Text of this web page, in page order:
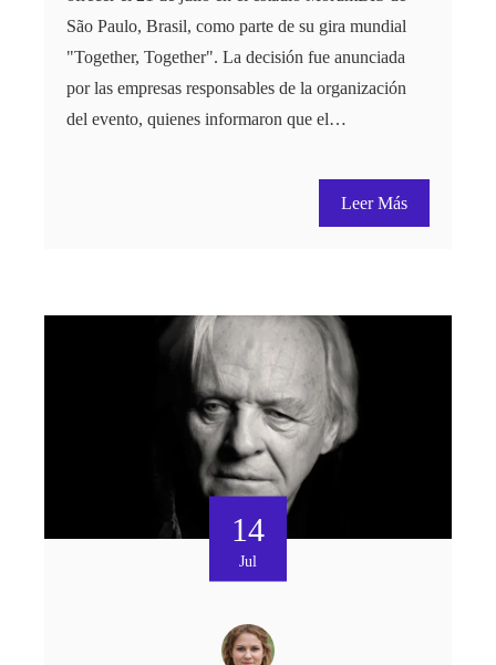
São Paulo, Brasil, como parte de su gira mundial
"Together, Together". La decisión fue anunciada
por las empresas responsables de la organización
del evento, quienes informaron que el…
Leer Más
14
Jul